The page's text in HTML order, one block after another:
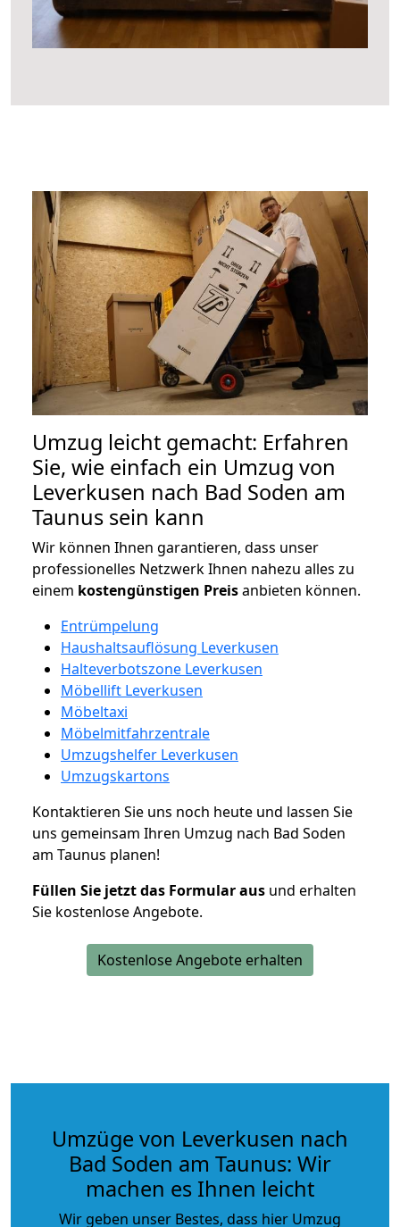
Umzug leicht gemacht: Erfahren
Sie, wie einfach ein Umzug von
Leverkusen nach Bad Soden am
Taunus sein kann
Wir können Ihnen garantieren, dass unser
professionelles Netzwerk Ihnen nahezu alles zu
einem kostengünstigen Preisanbieten können.
Entrümpelung
Haushaltsauflösung Leverkusen
Halteverbotszone Leverkusen
Möbellift Leverkusen
Möbeltaxi
Möbelmitfahrzentrale
Umzugshelfer Leverkusen
Umzugskartons
Kontaktieren Sie uns noch heute und lassen Sie
uns gemeinsam Ihren Umzug nach Bad Soden
am Taunus planen!
Füllen Sie jetzt das Formular aus und erhalten
Sie kostenlose Angebote.
Kostenlose Angebote erhalten
Umzüge von Leverkusen nach
Bad Soden am Taunus: Wir
machen es Ihnen leicht
Wir geben unser Bestes, dass hier Umzug